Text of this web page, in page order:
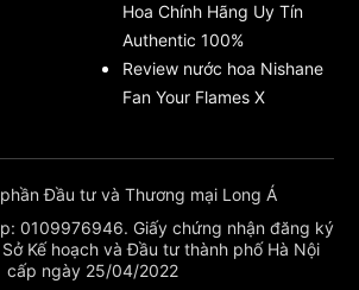
Hoa Chính Hãng Uy Tín
Authentic 100%
Review nước hoa Nishane
Fan Your Flames X
Đầu tư và Thương mại Long Á
0109976946. Giấy chứng nhận đăng ký
Kế hoạch và Đầu tư thành phố Hà Nội
cấp ngày 25/04/2022